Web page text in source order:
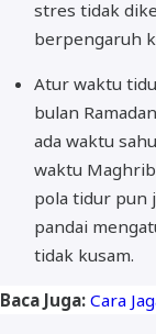
stres tidak
berpengaruh
Atur waktu
bulan
ada waktu
waktu
pola tidur pun
pandai
tidak kusam.
Baca Juga: Cara